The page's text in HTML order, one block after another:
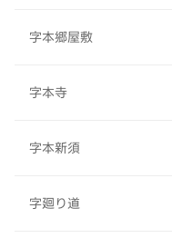
字本郷屋敷
字本寺
字本新須
字廻り道